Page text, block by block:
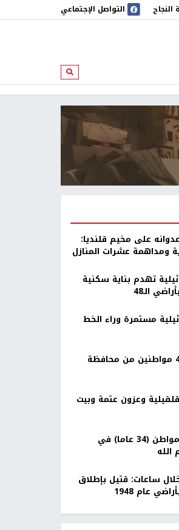
النجاح التواصل الإجتماعي
ابحث
على مخيم قلنديا:
ومداهمة عشرات المنازل
تهدم بناية سكنية
الـ48
مستمرة وراء الخط
الاحتلال يعتقل 4 مواطنين من محافظة
وعزون عتمة وبيت
الشرطة: مقتل مواطن (34 عاما) في
الله
خلال ساعات: قتيل بإطلاق
عام 1948